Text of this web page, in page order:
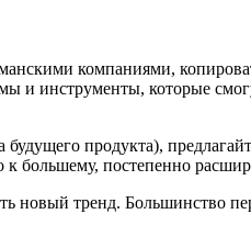
компаниями,
и инструменты, которые
будущего продукта),
большему, постепенно
новый тренд. Большинство